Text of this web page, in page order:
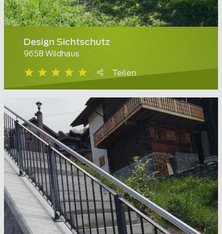
Design Sichtschutz
9658 Wildhaus
Teilen